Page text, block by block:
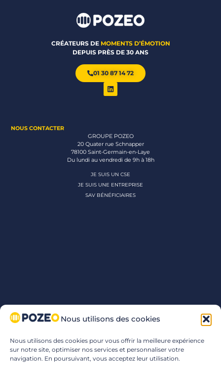
Nous utilisons des cookies
Nous utilisons des cookies pour vous offrir la meilleure expérience
sur notre site, optimiser nos services et personnaliser votre
navigation. En poursuivant, vous acceptez leur utilisation.
CRÉATEURS DE MOMENTS D’ÉMOTION
DEPUIS PRÈS DE 30 ANS
01 30 87 14 72
NOUS CONTACTER
GROUPE POZEO
20 Quater rue Schnapper
78100 Saint-Germain-en-Laye
Du lundi au vendredi de 9h à 18h
JE SUIS UN CSE
JE SUIS UNE ENTREPRISE
SAV BÉNÉFICIAIRES